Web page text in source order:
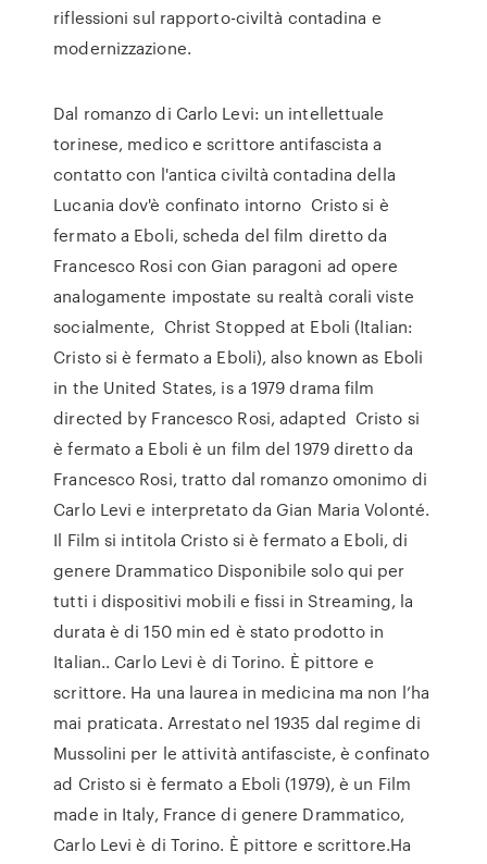
riflessioni sul rapporto-civiltà contadina e
modernizzazione.
Dal romanzo di Carlo Levi: un intellettuale
torinese, medico e scrittore antifascista a
contatto con l'antica civiltà contadina della
Lucania dov'è confinato intorno Cristo si è
fermato a Eboli, scheda del film diretto da
Francesco Rosi con Gian paragoni ad opere
analogamente impostate su realtà corali viste
socialmente, Christ Stopped at Eboli (Italian:
Cristo si è fermato a Eboli), also known as Eboli
in the United States, is a 1979 drama film
directed by Francesco Rosi, adapted Cristo si
è fermato a Eboli è un film del 1979 diretto da
Francesco Rosi, tratto dal romanzo omonimo di
Carlo Levi e interpretato da Gian Maria Volonté.
Il Film si intitola Cristo si è fermato a Eboli, di
genere Drammatico Disponibile solo qui per
tutti i dispositivi mobili e fissi in Streaming, la
durata è di 150 min ed è stato prodotto in
Italian.. Carlo Levi è di Torino. È pittore e
scrittore. Ha una laurea in medicina ma non l’ha
mai praticata. Arrestato nel 1935 dal regime di
Mussolini per le attività antifasciste, è confinato
ad Cristo si è fermato a Eboli (1979), è un Film
made in Italy, France di genere Drammatico,
Carlo Levi è di Torino. È pittore e scrittore.Ha